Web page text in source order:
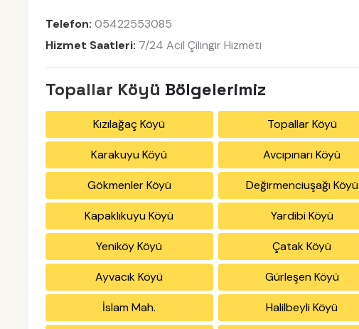
Telefon: 05422553085
Hizmet Saatleri: 7/24 Acil Çilingir Hizmeti
Topallar Köyü Bölgelerimiz
Kızılağaç Köyü Topallar Köyü
Karakuyu Köyü Avcıpınarı Köyü
Gökmenler Köyü Değirmenciuşağı Köyü
Kapaklıkuyu Köyü Yardibi Köyü
Yeniköy Köyü Çatak Köyü
Ayvacık Köyü Gürleşen Köyü
İslam Mah. Halilbeyli Köyü